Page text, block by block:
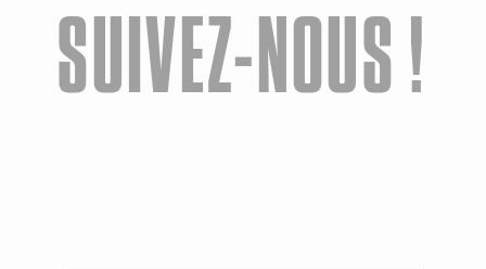
SUIVEZ-NOUS !